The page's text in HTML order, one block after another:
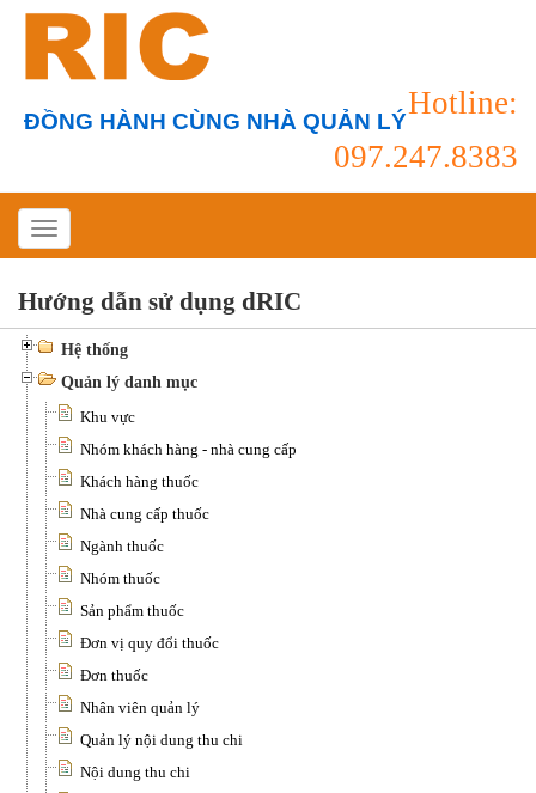
ĐỒNG HÀNH CÙNG NHÀ QUẢN LÝ
Hotline:
097.247.8383
Hướng dẫn sử dụng dRIC
Hệ thống
Quản lý danh mục
Khu vực
Nhóm khách hàng - nhà cung cấp
Khách hàng thuốc
Nhà cung cấp thuốc
Ngành thuốc
Nhóm thuốc
Sản phẩm thuốc
Đơn vị quy đổi thuốc
Đơn thuốc
Nhân viên quản lý
Quản lý nội dung thu chi
Nội dung thu chi